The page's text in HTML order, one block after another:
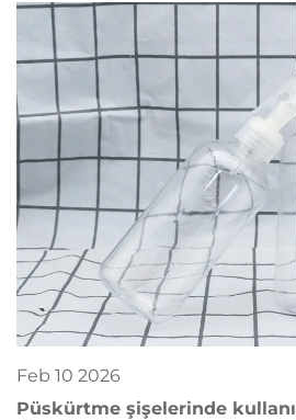
tedarikçi kontrol listesinizi alın.
Feb 10 2026
Püskürtme şişelerinde